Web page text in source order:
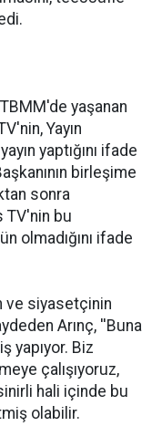
yaşanan
Yayın
yaptığını ifade
birleşime
sonra
TV'nin bu
olmadığını ifade
ve siyasetçinin
Arınç, ''Buna
yapıyor. Biz
çalışıyoruz,
hali içinde bu
olabilir.